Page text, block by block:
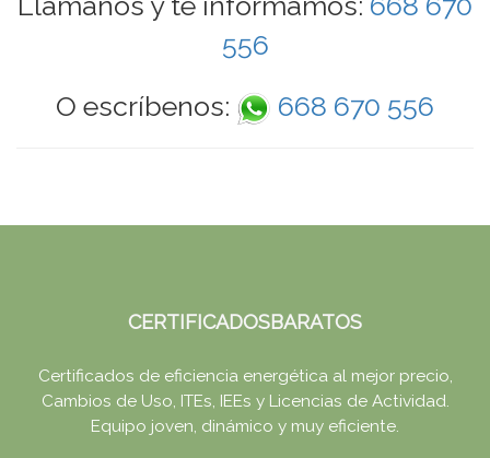
556
O escríbenos:
668 670 556
CERTIFICADOSBARATOS
Certificados de eficiencia energética al mejor precio,
Cambios de Uso, ITEs, IEEs y Licencias de Actividad.
Equipo joven, dinámico y muy eficiente.